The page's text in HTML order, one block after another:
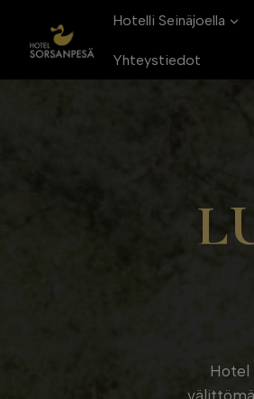
sisältöön
Hotelli Seinäjoella
Yhteystiedot
Hotel